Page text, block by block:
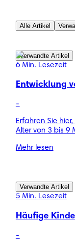
Alle Artikel
Verwandte Artikel
6 Min. Lesezeit
Entwicklung
-
Erfahren Sie
Alter von 3 bis 9
Mehr lesen
Verwandte Artikel
5 Min. Lesezeit
Häufige
-